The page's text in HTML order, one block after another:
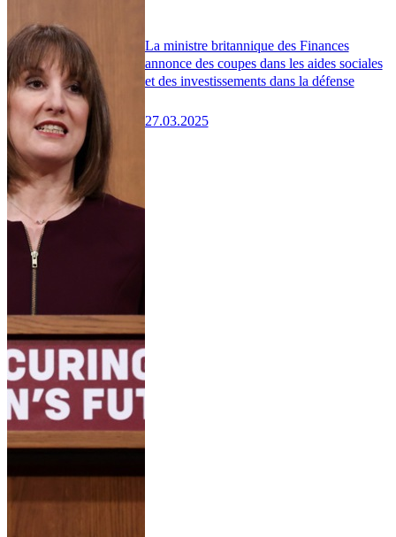
La ministre britannique des Finances
annonce des coupes dans les aides sociales
et des investissements dans la défense
27.03.2025